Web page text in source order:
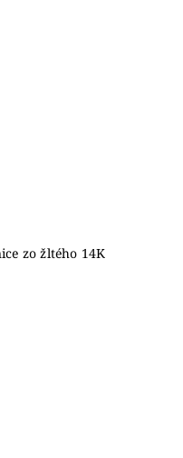
zo žltého 14K